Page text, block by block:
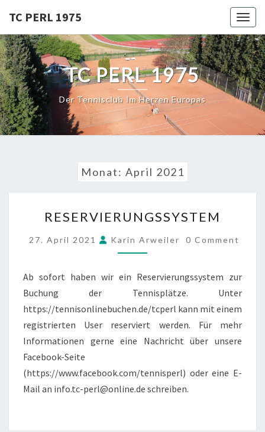
content
TC PERL 1975
TC PERL 1975
Der Tennisclub Im Herzen Europas
Monat: April 2021
RESERVIERUNGSSYSTEM
27. April 2021 Karin Arweiler COMMENTS
0 Comment
Ab sofort haben wir ein Reservierungssystem zur
Buchung der Tennisplätze. Unter
https://tennisonlinebuchen.de/tcperl kann mit einem
registrierten User reserviert werden. Für mehr
Informationen gerne eine Nachricht über unsere
Facebook-Seite
(https://www.facebook.com/tennisperl) oder eine E-
Mail an info.tc-perl@online.de schreiben.